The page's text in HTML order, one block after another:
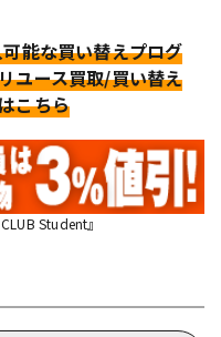
能な買い替えプログ
ユース買取/買い替え
こちら
Student』